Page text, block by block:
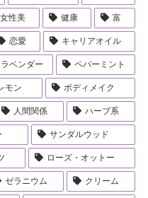
女性美 健康 富
恋愛 キャリアオイル
ラベンダー ペパーミント
モン ボディメイク
人間関係 ハーブ系
サンダルウッド
ローズ・オットー
ゼラニウム クリーム